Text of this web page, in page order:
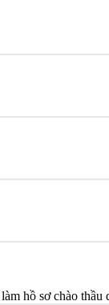
hồ sơ chào